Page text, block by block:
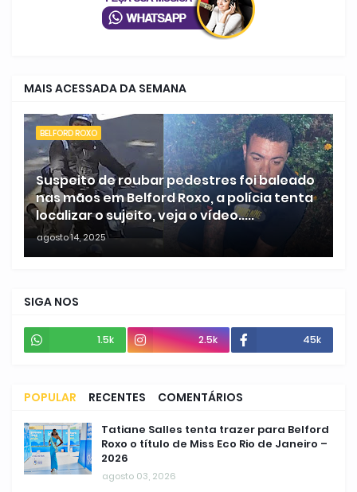
MAIS ACESSADA DA SEMANA
BELFORD ROXO
Suspeito de roubar pedestres foi baleado
nas mãos em Belford Roxo, a polícia tenta
localizar o sujeito, veja o vídeo.....
agosto 14, 2025
SIGA NOS
1.5k 2.5k 45k
POPULAR RECENTES COMENTÁRIOS
Tatiane Salles tenta trazer para Belford
Roxo o título de Miss Eco Rio de Janeiro –
2026
agosto 03, 2026